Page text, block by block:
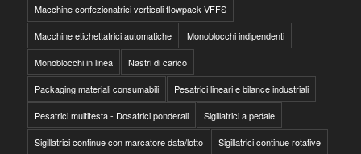
Macchine confezionatrici verticali flowpack VFFS
Macchine etichettatrici automatiche Monoblocchi indipendenti
Monoblocchi in linea Nastri di carico
Packaging materiali consumabili Pesatrici lineari e bilance industriali
Pesatrici multitesta - Dosatrici ponderali Sigillatrici a pedale
Sigillatrici continue con marcatore data/lotto Sigillatrici continue rotative